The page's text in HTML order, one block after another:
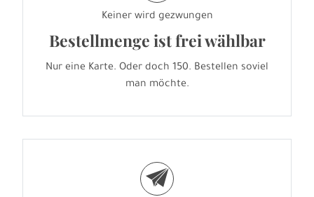
Keiner wird gezwungen
Bestellmenge ist frei wählbar
Nur eine Karte. Oder doch 150. Bestellen soviel
man möchte.
e